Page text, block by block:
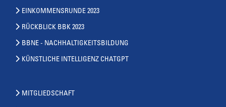
EINKOMMENSRUNDE 2023
RÜCKBLICK BBK 2023
BBNE - NACHHALTIGKEITSBILDUNG
KÜNSTLICHE INTELLIGENZ CHATGPT
MITGLIEDSCHAFT